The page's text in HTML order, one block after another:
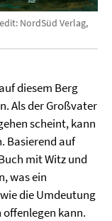
NordSüd Verlag,
diesem Berg
Als der Großvater
scheint, kann
Basierend auf
mit Witz und
was ein
die Umdeutung
kann.